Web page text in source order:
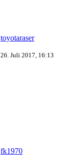
toyotaraser
26. Juli 2017, 16:13
fk1970